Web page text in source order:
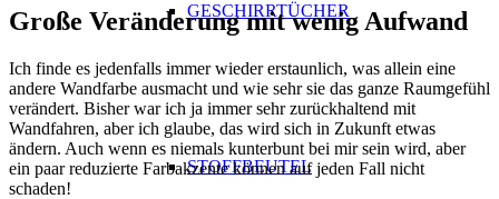
GESCHIRRTÜCHER
STOFFBEUTEL
Große Veränderung mit wenig Aufwand
Ich finde es jedenfalls immer wieder erstaunlich, was allein eine
andere Wandfarbe ausmacht und wie sehr sie das ganze Raumgefühl
verändert. Bisher war ich ja immer sehr zurückhaltend mit
Wandfahren, aber ich glaube, das wird sich in Zukunft etwas
ändern. Auch wenn es niemals kunterbunt bei mir sein wird, aber
ein paar reduzierte Farbakzente können auf jeden Fall nicht
schaden!